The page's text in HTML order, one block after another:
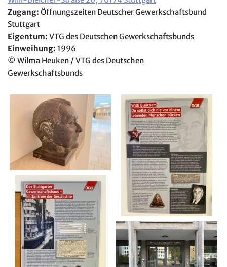
Zugang: Öffnungszeiten Deutscher Gewerkschaftsbund
Stuttgart
Eigentum: VTG des Deutschen Gewerkschaftsbunds
Einweihung: 1996
© Wilma Heuken / VTG des Deutschen
Gewerkschaftsbunds